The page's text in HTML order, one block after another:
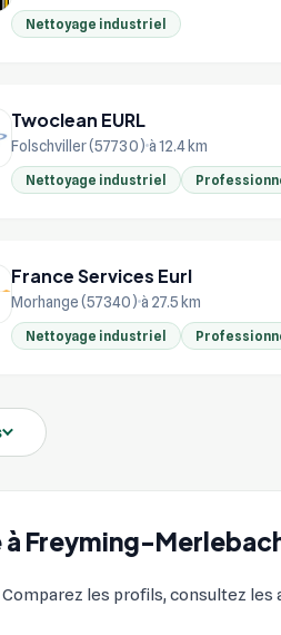
Freyming-
les profils, consultez les
Nettoyage industriel
Twoclean EURL
Folschviller (57730) à 12.4 km
Nettoyage industriel
France Services Eurl
Morhange (57340) à 27.5 km
Nettoyage industriel